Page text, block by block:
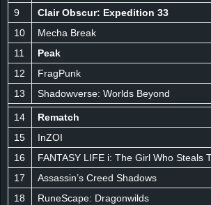
9
Clair Obscur: Expedition 33
10
Mecha Break
11
Peak
12
FragPunk
13
Shadowverse: Worlds Beyond
14 Rematch
15
InZOI
16
FANTASY LIFE i: The Girl Who Steals
17
Assassin’s Creed Shadows
18
RuneScape: Dragonwilds